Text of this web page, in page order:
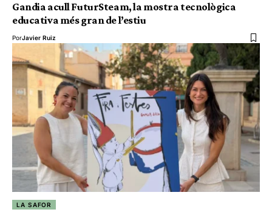
Gandia acull FuturSteam, la mostra tecnològica
educativa més gran de l’estiu
PorJavier Ruiz
LA SAFOR